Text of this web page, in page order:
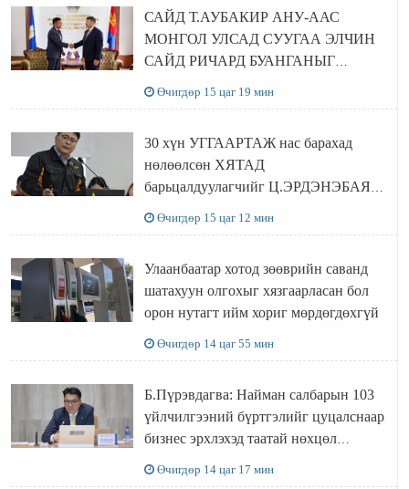
САЙД Т.АУБАКИР АНУ-ААС
МОНГОЛ УЛСАД СУУГАА ЭЛЧИН
САЙД РИЧАРД БУАНГАНЫГ
Өчигдөр 15 цаг 19 мин
30 хүн УГГААРТАЖ нас барахад
нөлөөлсөн ХЯТАД
барьцалдуулагчийг Ц.ЭРДЭНЭБАЯР
Өчигдөр 15 цаг 12 мин
Улаанбаатар хотод зөөврийн саванд
шатахуун олгохыг хязгаарласан бол
орон нутагт ийм хориг мөрдөгдөхгүй
Өчигдөр 14 цаг 55 мин
Б.Пүрэвдагва: Найман салбарын 103
үйлчилгээний бүртгэлийг цуцалснаар
бизнес эрхлэхэд таатай нөхцөл
Өчигдөр 14 цаг 17 мин